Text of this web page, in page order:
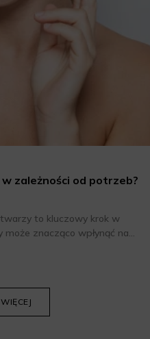
zależności od potrzeb?
to kluczowy krok w
znacząco wpłynąć na
potrzeb własnej skóry.